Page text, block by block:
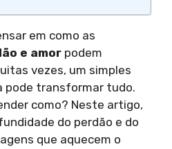
em como as
e amor podem
vezes, um simples
pode transformar tudo.
como? Neste artigo,
do perdão e do
que aquecem o